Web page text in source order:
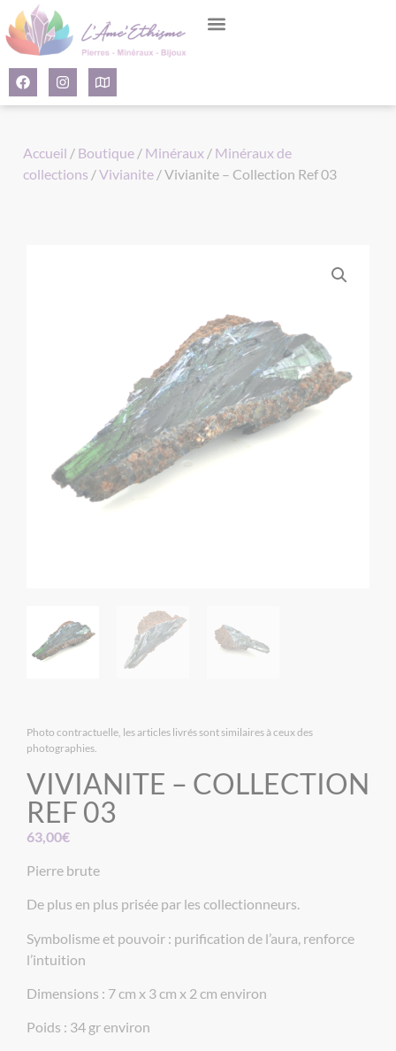
Accueil / Boutique / Minéraux / Minéraux de
collections /Vivianite / Vivianite – Collection Ref 03
Photo contractuelle, les articles livrés sont similaires à ceux des
photographies.
VIVIANITE – COLLECTION
REF 03
63,00€
Pierre brute
De plus en plus prisée par les collectionneurs.
Symbolisme et pouvoir : purification de l’aura, renforce
l’intuition
Dimensions : 7 cm x 3 cm x 2 cm environ
Poids : 34 gr environ
Panneau de gestion des cookies